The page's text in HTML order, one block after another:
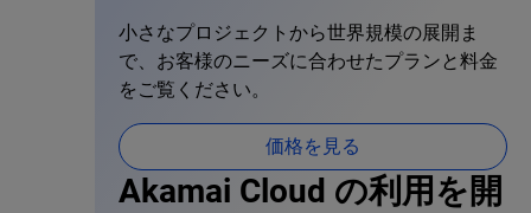
小さなプロジェクトから世界規模の展開ま
で、お客様のニーズに合わせたプランと料金
をご覧ください。
価格を見る
Akamai Cloud の利用を開